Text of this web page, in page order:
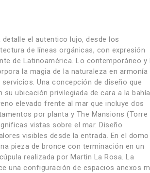
detalle el autentico lujo, desde los
de líneas orgánicas, con expresión
de Latinoamérica. Lo contemporáneo y
la magia de la naturaleza en armonía
Una concepción de diseño que
ubicación privilegiada de cara a la
elevado frente al mar que incluye dos
por planta y The Mansions (Torre
vistas sobre el mar. Diseño
visibles desde la entrada. En el domo
pieza de bronce con terminación en un
realizada por Martin La Rosa. La
una configuración de espacios anexos